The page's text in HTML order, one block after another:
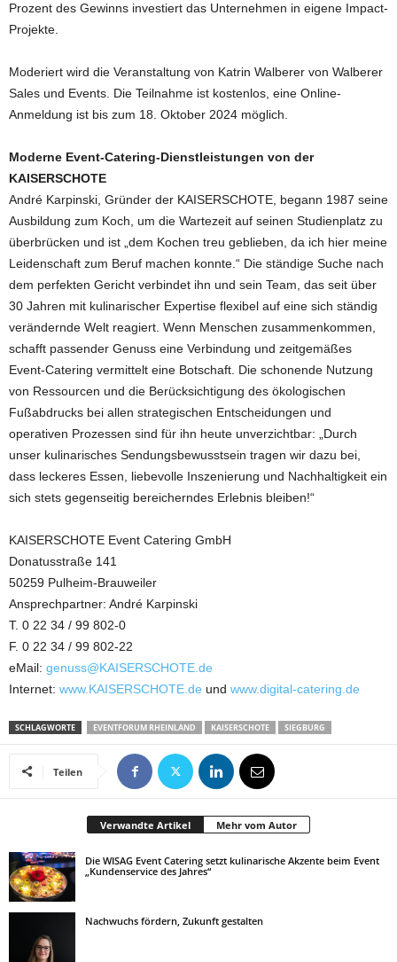
Prozent des Gewinns investiert das Unternehmen in eigene Impact-
Projekte.
Moderiert wird die Veranstaltung von Katrin Walberer von Walberer
Sales und Events. Die Teilnahme ist kostenlos, eine Online-
Anmeldung ist bis zum 18. Oktober 2024 möglich.
Moderne Event-Catering-Dienstleistungen von der
KAISERSCHOTE
André Karpinski, Gründer der KAISERSCHOTE, begann 1987 seine
Ausbildung zum Koch, um die Wartezeit auf seinen Studienplatz zu
überbrücken und ist „dem Kochen treu geblieben, da ich hier meine
Leidenschaft zum Beruf machen konnte.“ Die ständige Suche nach
dem perfekten Gericht verbindet ihn und sein Team, das seit über
30 Jahren mit kulinarischer Expertise flexibel auf eine sich ständig
verändernde Welt reagiert. Wenn Menschen zusammenkommen,
schafft passender Genuss eine Verbindung und zeitgemäßes
Event-Catering vermittelt eine Botschaft. Die schonende Nutzung
von Ressourcen und die Berücksichtigung des ökologischen
Fußabdrucks bei allen strategischen Entscheidungen und
operativen Prozessen sind für ihn heute unverzichtbar: „Durch
unser kulinarisches Sendungsbewusstsein tragen wir dazu bei,
dass leckeres Essen, liebevolle Inszenierung und Nachhaltigkeit ein
sich stets gegenseitig bereicherndes Erlebnis bleiben!“
KAISERSCHOTE Event Catering GmbH
Donatusstraße 141
50259 Pulheim-Brauweiler
Ansprechpartner: André Karpinski
T. 0 22 34 / 99 802-0
F. 0 22 34 / 99 802-22
eMail: genuss@KAISERSCHOTE.de
Internet: www.KAISERSCHOTE.de und www.digital-catering.de
SCHLAGWORTE EVENTFORUM RHEINLAND KAISERSCHOTE SIEGBURG
Teilen
Verwandte Artikel Mehr vom Autor
Die WISAG Event Catering setzt kulinarische Akzente beim Event
„Kundenservice des Jahres“
Nachwuchs fördern, Zukunft gestalten